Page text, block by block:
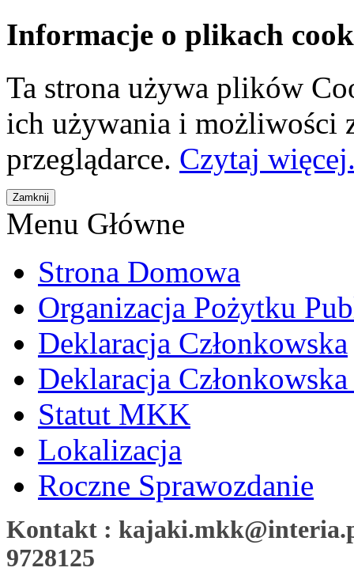
Informacje o plikach
Ta strona używa plików
ich używania i możliwości
przeglądarce. Czytaj
Menu Główne
Strona Domowa
Organizacja Pożytku
Deklaracja Członkowska
Deklaracja
Statut MKK
Lokalizacja
Roczne Sprawozdanie
Kontakt :
9728125